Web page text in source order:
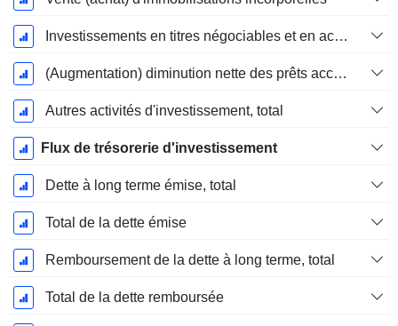
Investissements en titres négociables et en actions, total
(Augmentation) diminution nette des prêts accordés / vendus - Investissements
Autres activités d'investissement, total
Flux de trésorerie d'investissement
Dette à long terme émise, total
Total de la dette émise
Remboursement de la dette à long terme, total
Total de la dette remboursée